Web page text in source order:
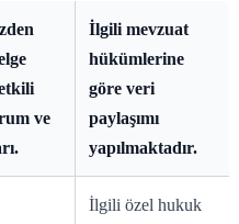
ve
İlgili mevzuat
hükümlerine
göre veri
paylaşımı
yapılmaktadır.
İlgili özel hukuk